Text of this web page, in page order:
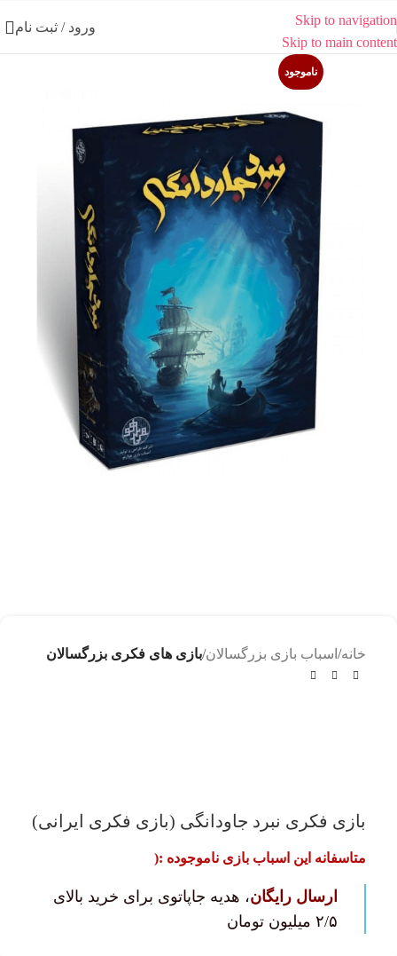
Skip to navigation
Skip to main content
ورود / ثبت نام
ناموجود
خانه اسباب بازی بزرگسالان بازی های فکری بزرگسالان
بازی فکری نبرد جاودانگی (بازی فکری ایرانی)
متاسفانه این اسباب بازی ناموجوده :(
ارسال رایگان، هدیه جاپاتوی برای خرید بالای
۲/۵ میلیون تومان